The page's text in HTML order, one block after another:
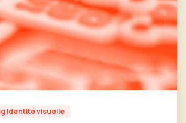
0
Identité visuelle